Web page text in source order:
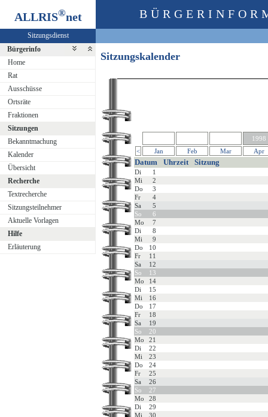
ALLRIS®net
Sitzungsdienst
Bürgerinfo
Home
Rat
Ausschüsse
Ortsräte
Fraktionen
Sitzungen
Bekanntmachung
Kalender
Übersicht
Recherche
Textrecherche
Sitzungsteilnehmer
Aktuelle Vorlagen
Hilfe
Erläuterung
Sitzungskalender
1998
<
Jan Feb Mar Apr
Datum Uhrzeit Sitzung
Di
1
Mi
2
Do
3
Fr
4
Sa
5
So
6
Mo
7
Di
8
Mi
9
Do
10
Fr
11
Sa
12
So
13
Mo
14
Di
15
Mi
16
Do
17
Fr
18
Sa
19
So
20
Mo
21
Di
22
Mi
23
Do
24
Fr
25
Sa
26
So
27
Mo
28
Di
29
Mi
30